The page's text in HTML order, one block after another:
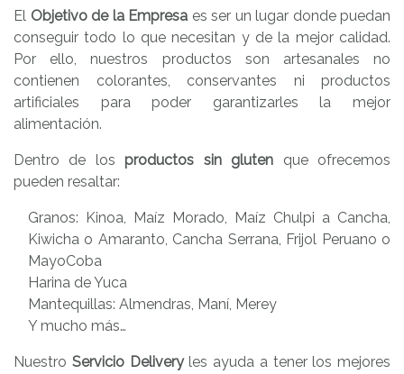
El Objetivo de la Empresa es ser un lugar donde puedan
conseguir todo lo que necesitan y de la mejor calidad.
Por ello, nuestros productos son artesanales no
contienen colorantes, conservantes ni productos
artificiales para poder garantizarles la mejor
alimentación.
Dentro de losproductos sin gluten que ofrecemos
pueden resaltar:
Granos: Kinoa, Maíz Morado, Maíz Chulpi a Cancha,
Kiwicha o Amaranto, Cancha Serrana, Frijol Peruano o
MayoCoba
Harina de Yuca
Mantequillas: Almendras, Maní, Merey
Y mucho más…
Nuestro Servicio Deliveryles ayuda a tener los mejores